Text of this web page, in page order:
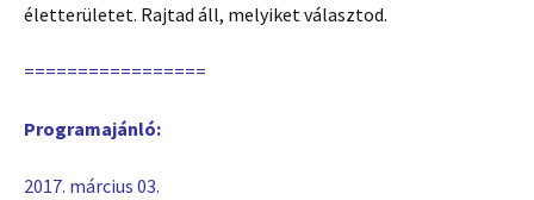
életterületet. Rajtad áll, melyiket választod.
=================
Programajánló:
2017. március 03.